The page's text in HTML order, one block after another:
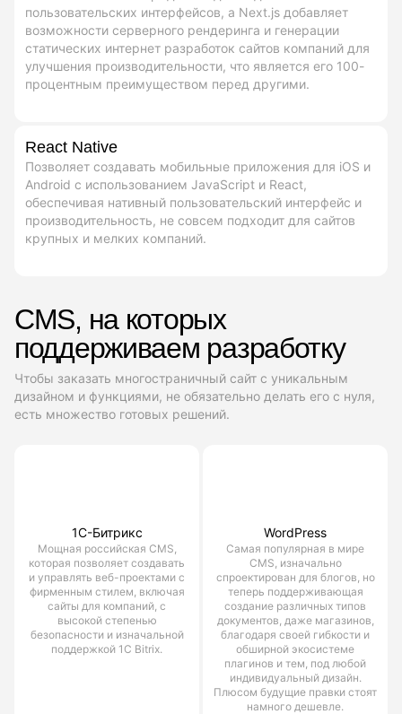
пользовательских интерфейсов, а Next.js добавляет
возможности серверного рендеринга и генерации
статических интернет разработок сайтов компаний для
улучшения производительности, что является его 100-
процентным преимуществом перед другими.
React Native
Позволяет создавать мобильные приложения для iOS и
Android с использованием JavaScript и React,
обеспечивая нативный пользовательский интерфейс и
производительность, не совсем подходит для сайтов
крупных и мелких компаний.
CMS, на которых
поддерживаем разработку
Чтобы заказать многостраничный сайт с уникальным
дизайном и функциями, не обязательно делать его с нуля,
есть множество готовых решений.
1С-Битрикс
Мощная российская CMS,
которая позволяет создавать
и управлять веб-проектами с
фирменным стилем, включая
сайты для компаний, с
высокой степенью
безопасности и изначальной
поддержкой 1С Bitrix.
WordPress
Самая популярная в мире
CMS, изначально
спроектирован для блогов, но
теперь поддерживающая
создание различных типов
документов, даже магазинов,
благодаря своей гибкости и
обширной экосистеме
плагинов и тем, под любой
индивидуальный дизайн.
Плюсом будущие правки стоят
намного дешевле.